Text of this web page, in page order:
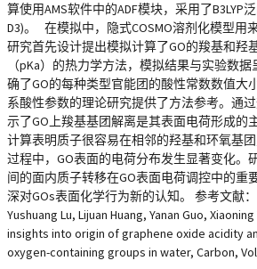
算使用AMS软件中的ADF模块，采用了B3LYP
D3)。 在模拟中，隐式COSMO溶剂化模型用
研究首先设计提出模拟计算了GO的羧基和羟
（pKa）的热力学方法，模拟结果与实验数
确了GO的每种类型官能团的酸性常数数值大
系酸性参数的理论研究提供了方法参考。通
示了GO上羧基基团解离是其表面电荷形成的
计算表明质子很容易在相邻的羟基和环氧基
过程中，GO表面的电荷分布发生显著变化。
间的面内质子转移在GO表面电荷调控中的重
深对GOs表面化学行为新的认知。 参考文献：
Yushuang Lu, Lijuan Huang, Yanan Guo,
insights into origin of graphene oxide acidity
oxygen-containing groups in water, Carbon,